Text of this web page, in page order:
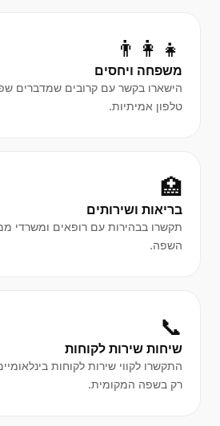
👨‍👩‍👧
משפחה ויחסים
הישארו בקשר עם קרובים שמדברים
טלפון אמיתיות.
🏥
בריאות ושירותים
תקשרו בבהירות עם רופאים ומשרדי
השפה.
📞
שיחות שירות לקוחות
התקשרו לקווי שירות לקוחות
רק בשפה המקומית.